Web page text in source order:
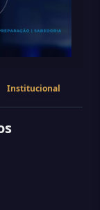
Institucional